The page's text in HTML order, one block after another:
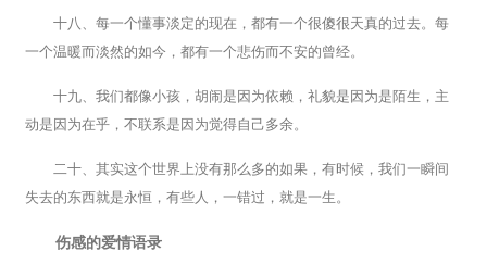
十八、每一个懂事淡定的现在，都有一个很傻很天真的过去。每
一个温暖而淡然的如今，都有一个悲伤而不安的曾经。
十九、我们都像小孩，胡闹是因为依赖，礼貌是因为是陌生，主
动是因为在乎，不联系是因为觉得自己多余。
二十、其实这个世界上没有那么多的如果，有时候，我们一瞬间
失去的东西就是永恒，有些人，一错过，就是一生。
伤感的爱情语录